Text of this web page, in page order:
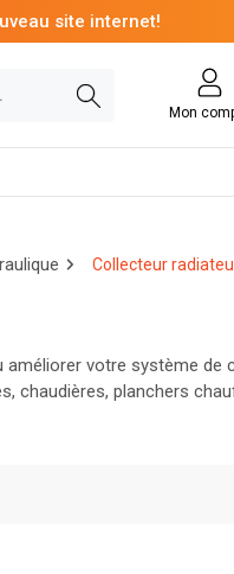
site internet!
Mon
Collecteur
votre système de
chaudières, planchers
ou particulier,